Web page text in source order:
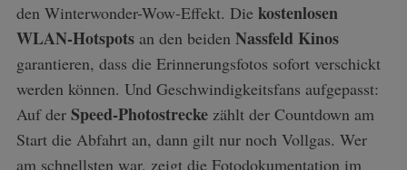
den Winterwonder-Wow-Effekt. Die kostenlosen
WLAN-Hotspotsan den beiden Nassfeld Kinos
garantieren, dass die Erinnerungsfotos sofort verschickt
werden können. Und Geschwindigkeitsfans aufgepasst:
Auf der Speed-Photostreckezählt der Countdown am
Start die Abfahrt an, dann gilt nur noch Vollgas. Wer
am schnellsten war, zeigt die Fotodokumentation im